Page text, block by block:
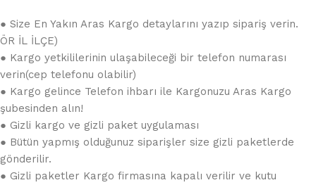
● Size En Yakın Aras Kargo detaylarını yazıp sipariş verin.
ÖR İL İLÇE)
● Kargo yetkililerinin ulaşabileceği bir telefon numarası
verin(cep telefonu olabilir)
● Kargo gelince Telefon ihbarı ile Kargonuzu Aras Kargo
şubesinden alın!
● Gizli kargo ve gizli paket uygulaması
● Bütün yapmış olduğunuz siparişler size gizli paketlerde
gönderilir.
● Gizli paketler Kargo firmasına kapalı verilir ve kutu